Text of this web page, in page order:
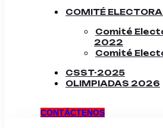
COMITÉ
Comité
2022
Comité
CSST-2025
OLIMPIADAS 2026
CONTÁCTENOS